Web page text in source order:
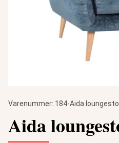
Varenummer: 184-Aida loungestol
Aida